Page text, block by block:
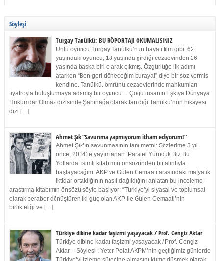
Söyleşi
Turgay Tanülkü: BU RÖPORTAJI OKUMALISINIZ
Ünlü oyuncu Turgay Tanülkü’nün hayatı film gibi. 62
yaşındaki oyuncu, 18 yaşında girdiği cezaevinden 26
yaşında başka biri olarak çıkmış. Özgürlüğe ilk adımı
atarken “Ben geri döneceğim buraya!” diye bir söz vermiş
kendine. Tanülkü, ömrünü cezaevlerinde mahkumları
tiyatroyla buluşturmaya adamış bir oyuncu… Çoğu insanın Eşkıya Dünyaya
Hükümdar Olmaz dizisinde Şahinağa olarak tanıdığı Tanülkü’nün hikayesi
dizi […]
Ahmet Şık “Savunma yapmıyorum itham ediyorum!”
Ahmet Şık’ın savunmasının tam metni: Sözlerime 3 yıl
önce, 2014’te yayımlanan ‘Paralel Yürüdük Biz Bu
Yollarda’ isimli kitabımın önsözünden bir alıntıyla
başlayacağım. AKP ve Gülen Cemaati arasındaki mafyatik
iktidar ortaklığının nasıl dağıldığını anlatan bu inceleme-
araştırma kitabımın önsözü şöyle başlıyor: “Türkiye’yi siyasal ve toplumsal
olarak beraber dönüştüren iki güç olan AKP ile Gülen Cemaati’nin
birlikteliği ve […]
Türkiye dibine kadar faşizmi yaşayacak / Prof. Cengiz Aktar
Türkiye dibine kadar faşizmi yaşayacak / Prof. Cengiz
Aktar – Söyleşi : Yeter Polat AKPM’nin geçtiğimiz günlerde
Türkiye’yi izleme sürecine almasını küme düşmek olarak